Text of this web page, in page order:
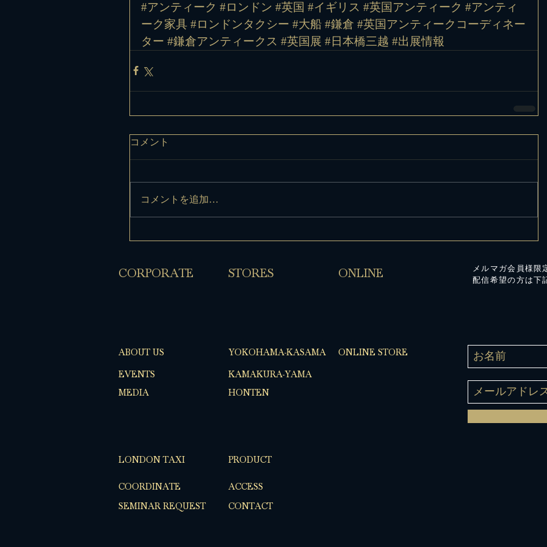
#アンティーク #ロンドン #英国 #イギリス #英国アンティーク #アンティ
ーク家具 #ロンドンタクシー #大船 #鎌倉 #英国アンティークコーディネー
ター #鎌倉アンティークス #英国展 #日本橋三越 #出展情報
コメント
コメントを追加…
​CORPORATE ​STORES ONLINE
メルマガ会員様限
配信希望の方は下
ABOUT US
EVENTS
MEDIA
YOKOHAMA-KASAMA ONLINE STORE
KAMAKURA-YAMA
HONTEN
LONDON TAXI
COORDINATE
SEMINAR REQUEST
PRODUCT
ACCESS
CONTACT